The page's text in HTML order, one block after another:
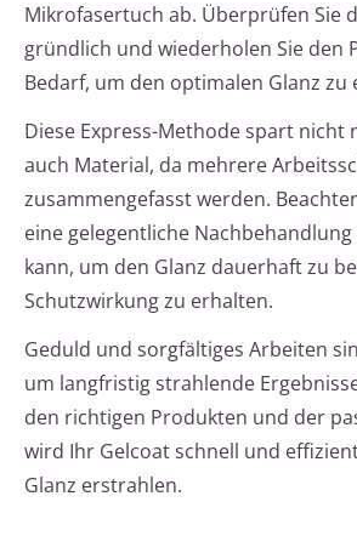
Mikrofasertuch ab. Überprüfen Sie
gründlich und wiederholen Sie den
Bedarf, um den optimalen Glanz zu
Diese Express-Methode spart nicht
auch Material, da mehrere
zusammengefasst werden.
eine gelegentliche
kann, um den Glanz dauerhaft zu
Schutzwirkung zu erhalten.
Geduld und sorgfältiges Arbeiten
um langfristig strahlende
den richtigen Produkten und der
wird Ihr Gelcoat schnell und
Glanz erstrahlen.